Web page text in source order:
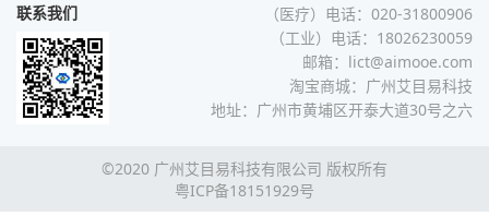
联系我们
（医疗）电话：020-31800906
（工业）电话：18026230059
邮箱：lict@aimooe.com
淘宝商城： 广州艾目易科技
地址：广州市黄埔区开泰大道30号之六
©2020 广州艾目易科技有限公司 版权所有
粤ICP备18151929号